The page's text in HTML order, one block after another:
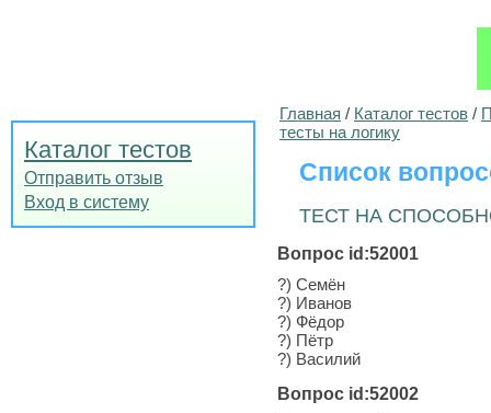
Каталог тестов
Отправить отзыв
Вход в систему
Главная / Каталог тестов /
тесты на логику
Список
ТЕСТ НА
Вопрос id:52001
?) Семён
?) Иванов
?) Фёдор
?) Пётр
?) Василий
Вопрос id:52002